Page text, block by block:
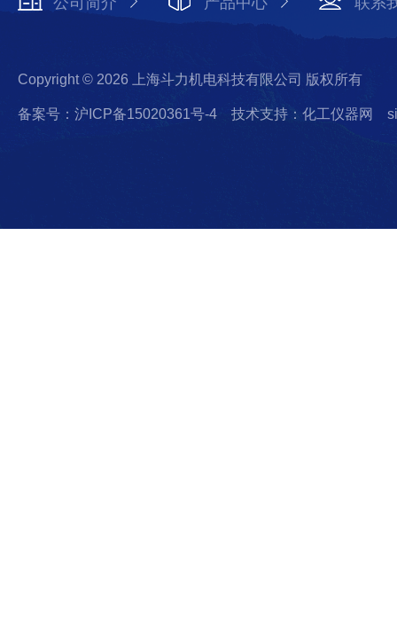
Copyright © 2026 上海斗力机电科技有限公司 版权所有
备案号：沪ICP备15020361号-4 技术支持：化工仪器网